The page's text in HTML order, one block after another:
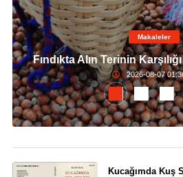
Makaleler
Fındıkta Alın Terinin
2026-08-07
Kucağımda Kuş